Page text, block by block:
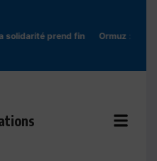
solidarité prend fin Ormuz :